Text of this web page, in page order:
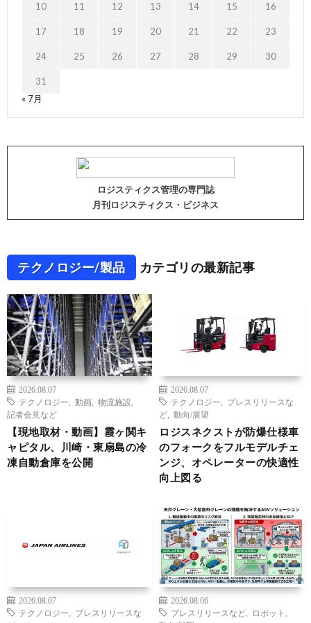
10 11 12 13 14 15 16
17 18 19 20 21 22 23
24 25 26 27 28 29 30
31
« 7月
ロジスティクス管理の専門誌
月刊ロジスティクス・ビジネス
テクノロジー/製品 カテゴリの最新記事
2026.08.07
テクノロジー
動画 物流施設
記者会見など
【現地取材・動画】霞ヶ関キ
ャピタル、川崎・東扇島の冷
凍自動倉庫を公開
2026.08.07
テクノロジー
プレスリリースな
ど
動向/展望
ロジスネクストが防爆仕様車
のフォークをフルモデルチェ
ンジ、オペレーターの快適性
向上図る
2026.08.07
テクノロジー
プレスリリースな
2026.08.06
プレスリリースなど
ロボット